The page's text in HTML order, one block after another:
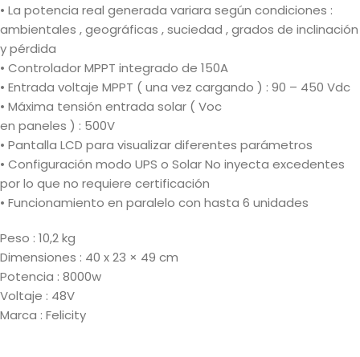
• La potencia real generada variara según condiciones :
ambientales , geográficas , suciedad , grados de inclinación
y pérdida
• Controlador MPPT integrado de 150A
• Entrada voltaje MPPT ( una vez cargando ) : 90 – 450 Vdc
• Máxima tensión entrada solar ( Voc
en paneles ) : 500V
• Pantalla LCD para visualizar diferentes parámetros
• Configuración modo UPS o Solar No inyecta excedentes
por lo que no requiere certificación
• Funcionamiento en paralelo con hasta 6 unidades
Peso : 10,2 kg
Dimensiones : 40 x 23 × 49 cm
Potencia : 8000w
Voltaje : 48V
Marca : Felicity